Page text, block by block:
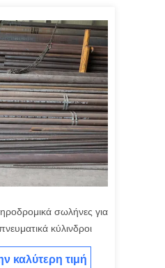
σωλήνες για
κύλινδροι
καλύτερη τιμή